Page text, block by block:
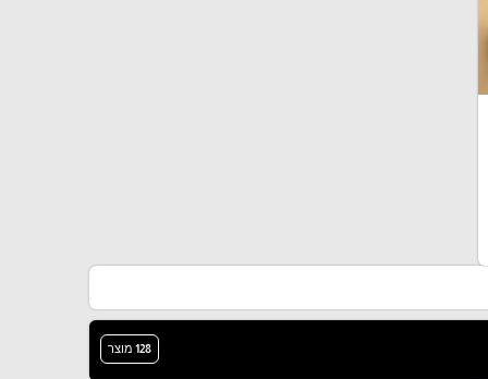
128 מוצר